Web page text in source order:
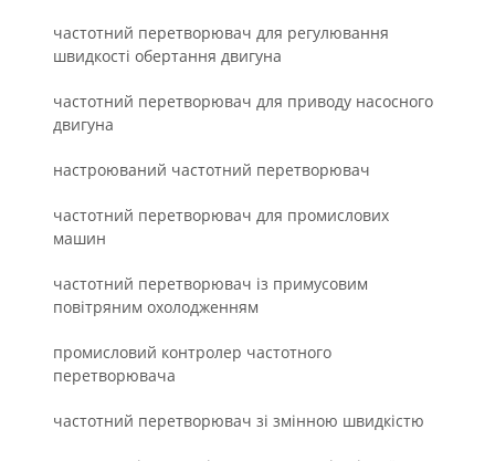
частотний перетворювач для регулювання
швидкості обертання двигуна
частотний перетворювач для приводу насосного
двигуна
настроюваний частотний перетворювач
частотний перетворювач для промислових
машин
частотний перетворювач із примусовим
повітряним охолодженням
промисловий контролер частотного
перетворювача
частотний перетворювач зі змінною швидкістю